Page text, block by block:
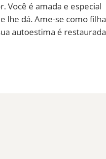
Você é amada e especial
lhe dá. Ame-se como filha
autoestima é restaurada